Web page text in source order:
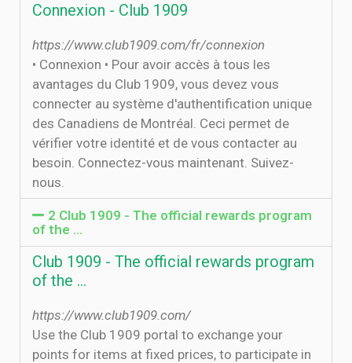
Connexion - Club 1909
https://www.club1909.com/fr/connexion
• Connexion • Pour avoir accès à tous les
avantages du Club 1909, vous devez vous
connecter au système d'authentification unique
des Canadiens de Montréal. Ceci permet de
vérifier votre identité et de vous contacter au
besoin. Connectez-vous maintenant. Suivez-
nous.
2 Club 1909 - The official rewards program
of the …
Club 1909 - The official rewards program
of the …
https://www.club1909.com/
Use the Club 1909 portal to exchange your
points for items at fixed prices, to participate in